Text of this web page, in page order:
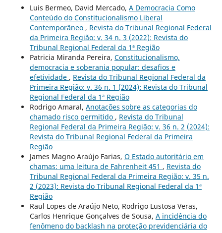
Luis Bermeo, David Mercado, A Democracia Como
Conteúdo do Constitucionalismo Liberal
Contemporâneo , Revista do Tribunal Regional Federal
da Primeira Região: v. 34 n. 3 (2022): Revista do
Tribunal Regional Federal da 1ª Região
Patricia Miranda Pereira, Constitucionalismo,
democracia e soberania popular: desafios e
efetividade , Revista do Tribunal Regional Federal da
Primeira Região: v. 36 n. 1 (2024): Revista do Tribunal
Regional Federal da 1ª Região
Rodrigo Amaral, Anotações sobre as categorias do
chamado risco permitido , Revista do Tribunal
Regional Federal da Primeira Região: v. 36 n. 2 (2024):
Revista do Tribunal Regional Federal da Primeira
Região
James Magno Araújo Farias, O Estado autoritário em
chamas: uma leitura de Fahrenheit 451 , Revista do
Tribunal Regional Federal da Primeira Região: v. 35 n.
2 (2023): Revista do Tribunal Regional Federal da 1ª
Região
Raul Lopes de Araújo Neto, Rodrigo Lustosa Veras,
Carlos Henrique Gonçalves de Sousa, A incidência do
fenômeno do backlash na proteção previdenciária do